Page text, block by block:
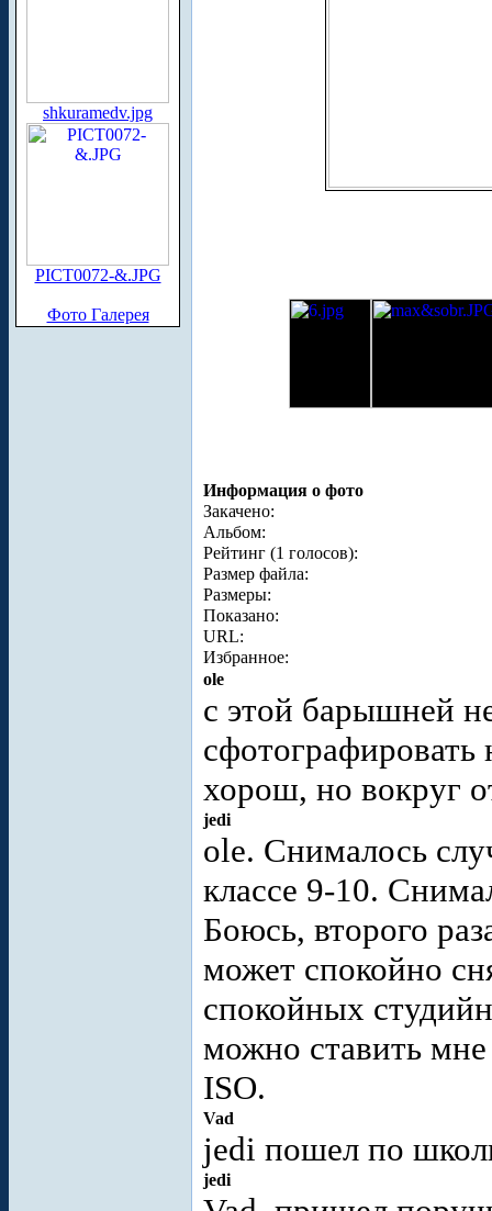
shkuramedv.jpg
PICT0072-&.JPG
Фото Галерея
Информация о фото
Закачено:
Альбом:
Рейтинг (1 голосов):
Размер файла:
Размеры:
Показано:
URL:
Избранное:
ole
с этой барышней
хорош, но вокруг
jedi
ole. Снималось
классе 9-10.
Боюсь, второго
может спокойно
спокойных
можно ставить
ISO.
Vad
jedi пошел по
jedi